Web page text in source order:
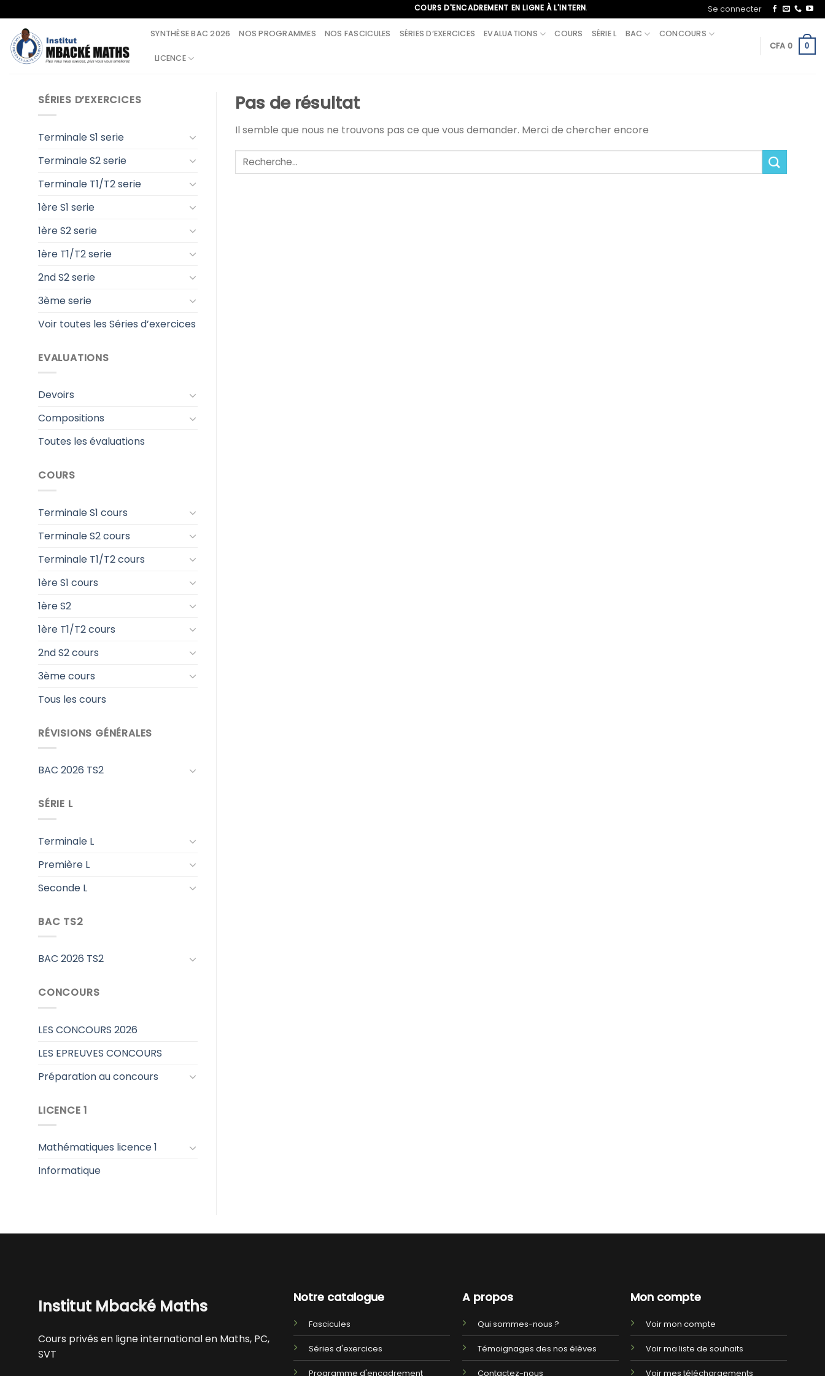
to
content
COURS D'ENCADREMENT EN LIGNE À L'INTERNATIONAL, APPELEZ-NOUS AU+221 70 713 09 21
Se connecter
SYNTHÈSE BAC 2026 NOS PROGRAMMES NOS FASCICULES SÉRIES D’EXERCICES EVALUATIONS COURS SÉRIE L BAC CONCOURS
LICENCE
CFA 0 0
SÉRIES D’EXERCICES
Terminale S1 serie
Terminale S2 serie
Terminale T1/T2 serie
1ère S1 serie
1ère S2 serie
1ère T1/T2 serie
2nd S2 serie
3ème serie
Voir toutes les Séries d’exercices
EVALUATIONS
Devoirs
Compositions
Toutes les évaluations
COURS
Terminale S1 cours
Terminale S2 cours
Terminale T1/T2 cours
1ère S1 cours
1ère S2
1ère T1/T2 cours
2nd S2 cours
3ème cours
Tous les cours
RÉVISIONS GÉNÉRALES
BAC 2026 TS2
SÉRIE L
Terminale L
Première L
Seconde L
BAC TS2
BAC 2026 TS2
CONCOURS
LES CONCOURS 2026
LES EPREUVES CONCOURS
Préparation au concours
LICENCE 1
Mathématiques licence 1
Informatique
Pas de résultat
Il semble que nous ne trouvons pas ce que vous demander. Merci de chercher encore
Institut Mbacké Maths
Cours privés en ligne international en Maths, PC,
SVT
Notre catalogue
Fascicules
Séries d'exercices
Programme d'encadrement
A propos
Qui sommes-nous ?
Témoignages des nos élèves
Contactez-nous
Mon compte
Voir mon compte
Voir ma liste de souhaits
Voir mes téléchargements